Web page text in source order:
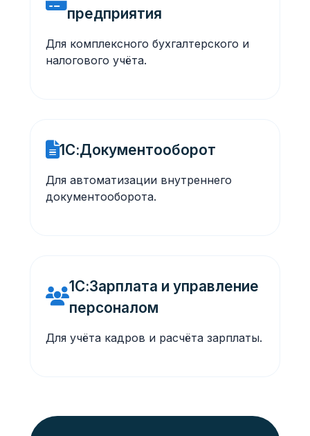
предприятия
Для комплексного бухгалтерского и
налогового учёта.
1С:Документооборот
Для автоматизации внутреннего
документооборота.
1С:Зарплата и управление
персоналом
Для учёта кадров и расчёта зарплаты.